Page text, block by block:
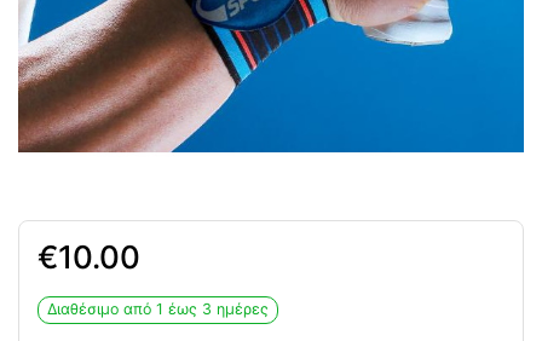
10.00
Διαθέσιμο από 1 έως 3 ημέρες